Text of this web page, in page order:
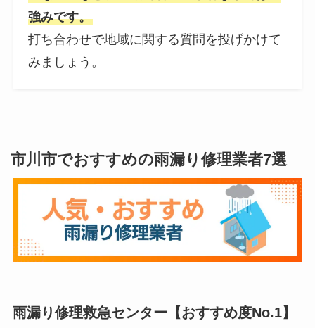
強みです。
打ち合わせで地域に関する質問を投げかけて
みましょう。
市川市でおすすめの雨漏り修理業者7選
雨漏り修理救急センター【おすすめ度No.1】